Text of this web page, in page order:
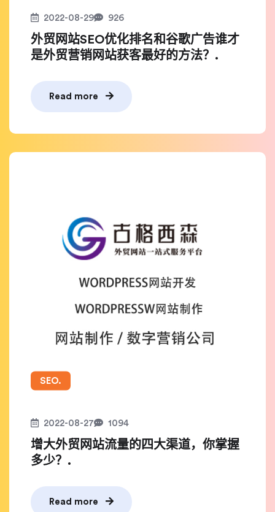
2022-08-29 926
外贸网站SEO优化排名和谷歌广告谁才
是外贸营销网站获客最好的方法？.
Read more
SEO.
2022-08-27 1094
增大外贸网站流量的四大渠道，你掌握
多少？.
Read more